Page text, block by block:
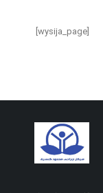
[wysija_page]